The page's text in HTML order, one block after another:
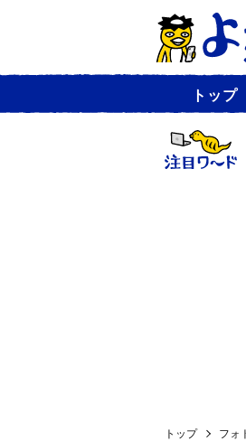
ュ
一
覧
トップ
トップ フォ